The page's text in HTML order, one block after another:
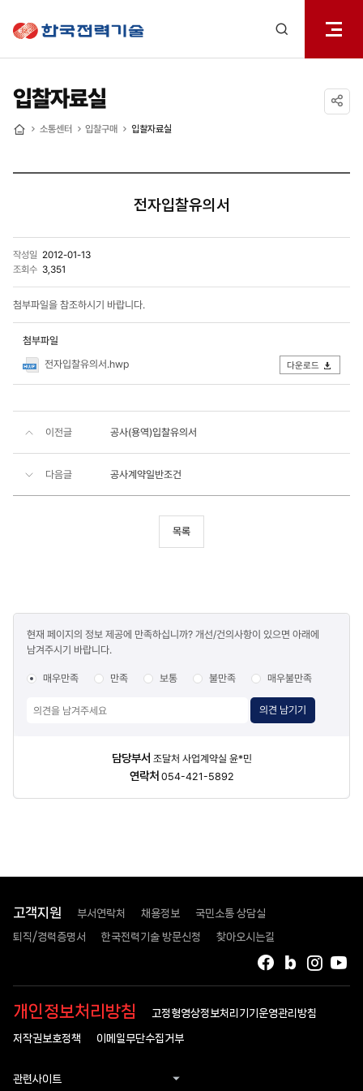
열기
입찰자료실
소통센터 입찰구매 입찰자료실
전자입찰유의서
작성일 2012-01-13
조회수 3,351
첨부파일을 참조하시기 바랍니다.
첨부파일
전자입찰유의서.hwp
다운로드
이전글 공사(용역)입찰유의서
다음글 공사계약일반조건
목록
만족도
조사
현재 페이지의 정보 제공에 만족하십니까? 개선/건의사항이 있으면 아래에
남겨주시기 바랍니다.
매우만족 만족 보통 불만족 매우불만족
의견 남기기
담당부서 조달처 사업계약실 윤*민
연락처 054-421-5892
고객지원 부서연락처 채용정보 국민소통 상담실
퇴직/경력증명서 한국전력기술 방문신청 찾아오시는길
인스
블로그
페이스북
개인정보처리방침 고정형영상정보처리기기운영관리방침
저작권보호정책 이메일무단수집거부
관련사이트